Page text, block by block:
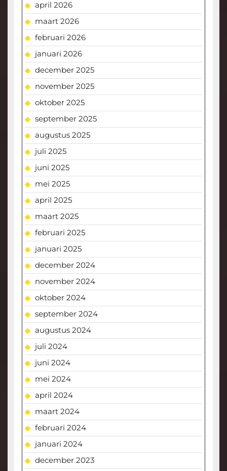
april 2026
maart 2026
februari 2026
januari 2026
december 2025
november 2025
oktober 2025
september 2025
augustus 2025
juli 2025
juni 2025
mei 2025
april 2025
maart 2025
februari 2025
januari 2025
december 2024
november 2024
oktober 2024
september 2024
augustus 2024
juli 2024
juni 2024
mei 2024
april 2024
maart 2024
februari 2024
januari 2024
december 2023